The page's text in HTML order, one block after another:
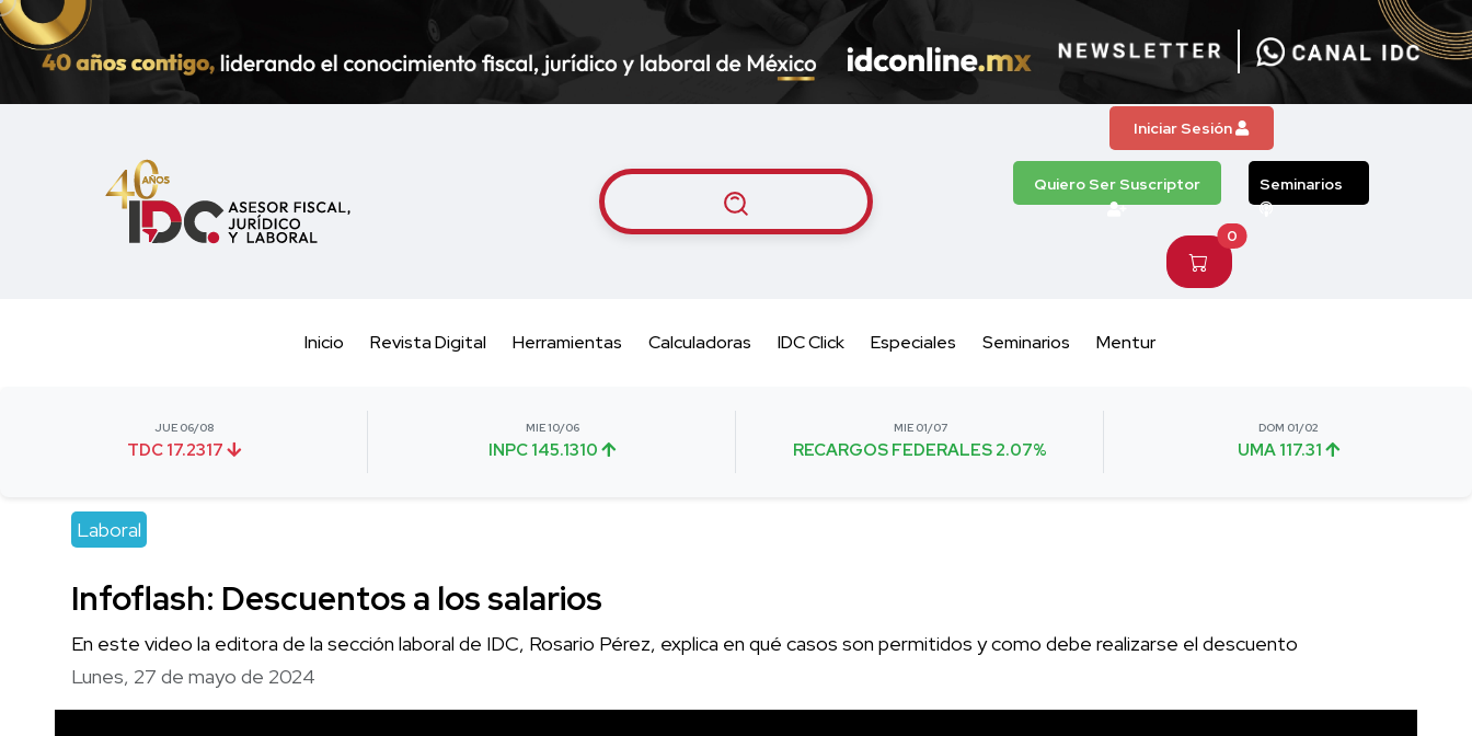
Iniciar Sesión
Quiero Ser Suscriptor Seminarios
0
Inicio Revista Digital Herramientas Calculadoras IDC Click Especiales Seminarios Mentur
JUE 06/08
TDC 17.2317
MIE 10/06
INPC 145.1310
MIE 01/07
RECARGOS FEDERALES 2.07%
DOM 01/02
UMA 117.31
Laboral
Infoflash: Descuentos a los salarios
En este video la editora de la sección laboral de IDC, Rosario Pérez, explica en qué casos son permitidos y como debe realizarse el descuento
Lunes, 27 de mayo de 2024